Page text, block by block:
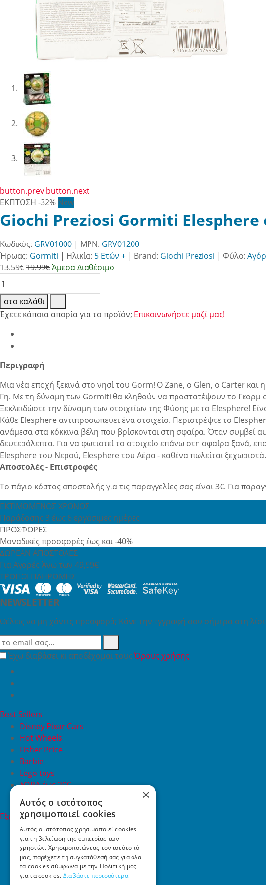
button.prev button.next
ΕΚΠΤΩΣΗ -32% New
Giochi Preziosi Gormiti Elesphere
Κωδικός: GRV01000 | MPN: GRV01200
Ήρωας: Gormiti | Ηλικία: 5 Ετών + | Brand: Giochi Preziosi | Φύλο:
13.59€19.99€Άμεσα Διαθέσιμο
στο καλάθι
Έχετε κάποια απορία για το προϊόν; Επικοινωνήστε μαζί μας!
Περιγραφή
Μια νέα εποχή ξεκινά στο νησί του Gorm! Ο Zane, ο Glen, ο Carter και
Γη. Με τη δύναμη των Gormiti θα κληθούν να προστατέψουν το Γκορμ
Ξεκλειδώστε την δύναμη των στοιχείων της Φύσης με τo Elesphere!
Κάθε Elesphere αντιπροσωπεύει ένα στοιχείο. Περιστρέψτε το
ανάμεσα στα κόκκινα βέλη που βρίσκονται στη σφαίρα. Όταν συμβεί
δευτερόλεπτα. Για να φωτιστεί το στοιχείο επάνω στη σφαίρα ξανά,
Elesphere του Νερού, Elesphere του Αέρα - καθένα πωλείται
Αποστολές - Επιστροφές
Το πάγιο κόστος αποστολής για τις παραγγελίες σας είναι 3€. Για
ΕΚΤΙΜΩΜΕΝΟΣ ΧΡΟΝΟΣ
Παράδοσης 3 έως 6 εργάσιμες ημέρες
ΠΡΟΣΦΟΡΕΣ
Μοναδικές προσφορές έως και -40%
ΔΩΡΕΑΝ ΑΠΟΣΤΟΛΕΣ
Για Αγορές Άνω των 49,99€
ΤΡΟΠΟΙ ΠΛΗΡΩΜΗΣ
NEWSLETTER
Θέλεις να μη χάνεις προσφορά; Κάνε την εγγραφή σου σήμερα στη
Έχω διαβάσει κι αποδέχομαι τουςΌρους χρήσης
Best Sellers
Disney Pixar Cars
Hot Wheels
Fisher Price
Barbie
Lego toys
ΔΩΡΑ έως 20€
ΠΡΟΣΦΟΡΕΣ
Εξυπηρέτηση Πελατών
Εξυπηρέτηση πελατών
Συχνές ερωτήσεις
Όροι χρήσης
Τρόποι Πληρωμής
Επιστροφές
×
Αυτός ο ιστότοπος
χρησιμοποιεί cookies
Αυτός ο ιστότοπος χρησιμοποιεί cookies
για τη βελτίωση της εμπειρίας των
χρηστών. Χρησιμοποιώντας τον ιστότοπό
μας, παρέχετε τη συγκατάθεσή σας για όλα
τα cookies σύμφωνα με την Πολιτική μας
για τα cookies. Διαβάστε περισσότερα